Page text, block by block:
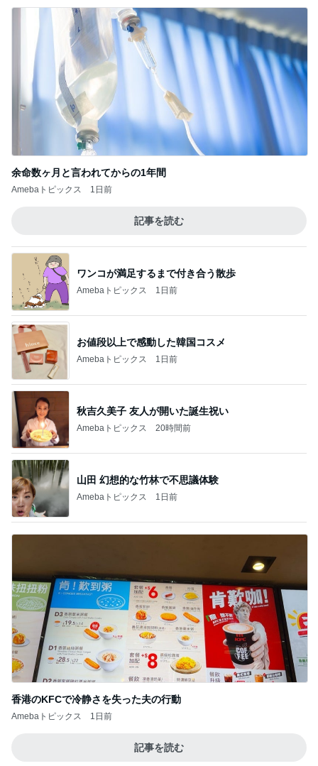
余命数ヶ月と言われてからの1年間
Amebaトピックス 1日前
記事を読む
ワンコが満足するまで付き合う散歩
Amebaトピックス 1日前
お値段以上で感動した韓国コスメ
Amebaトピックス 1日前
秋吉久美子 友人が開いた誕生祝い
Amebaトピックス 20時間前
山田 幻想的な竹林で不思議体験
Amebaトピックス 1日前
香港のKFCで冷静さを失った夫の行動
Amebaトピックス 1日前
記事を読む